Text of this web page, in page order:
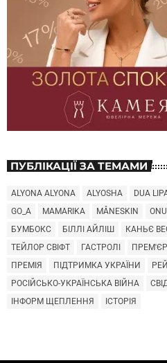
ПУБЛІКАЦІЇ ЗА ТЕМАМИ
ALYONA ALYONA ALYOSHA DUA
GO_A
MAMARIKA MÅNESKIN
БУМБОКС
БІЛЛІ АЙЛІШ КАНЬЄ
ТЕЙЛОР СВІФТ
ГАСТРОЛІ
ПРЕМІЯ
ПІДТРИМКА УКРАЇНИ
РОСІЙСЬКО-УКРАЇНСЬКА ВІЙНА
ІНФОРМ ЩЕПЛЕННЯ
ІСТОРІЯ